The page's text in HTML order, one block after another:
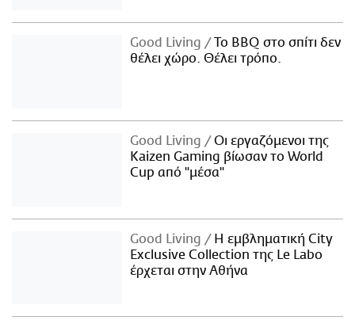
Good Living
Το BBQ στο σπίτι δεν
θέλει χώρο. Θέλει τρόπο.
Good Living
Οι εργαζόμενοι της
Kaizen Gaming βίωσαν το World
Cup από "μέσα"
Good Living
Η εμβληματική City
Exclusive Collection της Le Labo
έρχεται στην Αθήνα